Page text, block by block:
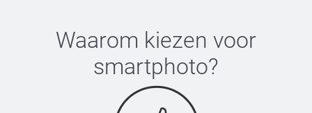
Waarom kiezen voor
smartphoto?